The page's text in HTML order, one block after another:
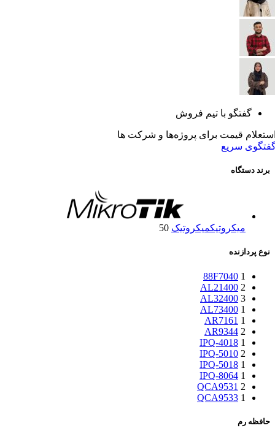
گفتگو با تیم فروش
قیمت برای پروژه‌ها و شرکت ها
سریع
برند دستگاه
میکروتیکمیکروتیک 50
نوع پردازنده
88F7040 1
AL21400 2
AL32400 3
AL73400 1
AR7161 1
AR9344 2
IPQ-4018 1
IPQ-5010 2
IPQ-5018 1
IPQ-8064 1
QCA9531 2
QCA9533 1
حافظه رم